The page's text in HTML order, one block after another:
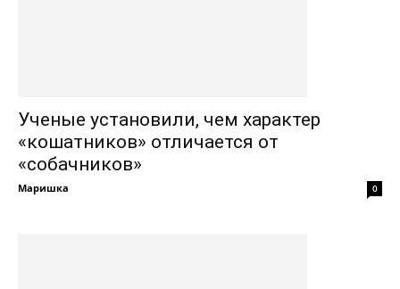
Ученые установили, чем характер
«кошатников» отличается от
«собачников»
Маришка 0